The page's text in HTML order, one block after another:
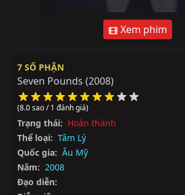
Xem phim
7 SỐ PHẬN
Seven Pounds (2008)
(8.0 sao / 1 đánh giá)
Trạng thái: Hoàn thành
Thể loại: Tâm Lý
Quốc gia: Âu Mỹ
Năm: 2008
Đạo diễn: